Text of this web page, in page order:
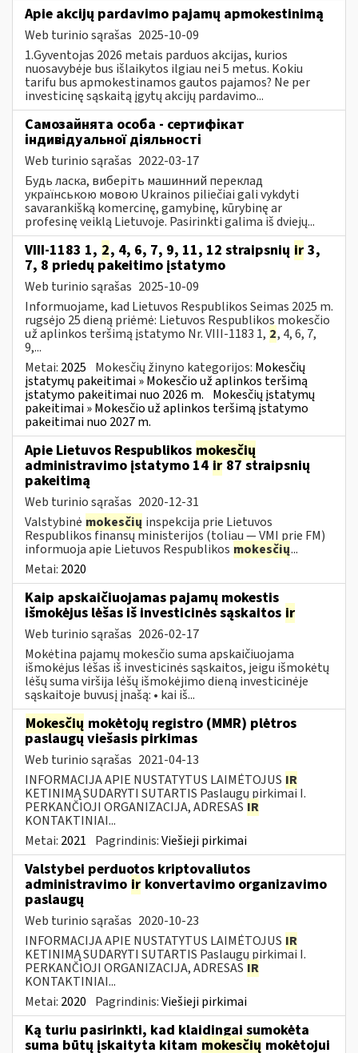
Apie akcijų pardavimo pajamų apmokestinimą
Web turinio sąrašas 2025-10-09
1.Gyventojas 2026 metais parduos akcijas, kurios
nuosavybėje bus išlaikytos ilgiau nei 5 metus. Kokiu
tarifu bus apmokestinamos gautos pajamos? Ne per
investicinę sąskaitą įgytų akcijų pardavimo...
Самозайнята особа - сертифікат
індивідуальної діяльності
Web turinio sąrašas 2022-03-17
Будь ласка, виберіть машинний переклад
українською мовою Ukrainos piliečiai gali vykdyti
savarankišką komercinę, gamybinę, kūrybinę ar
profesinę veiklą Lietuvoje. Pasirinkti galima iš dviejų...
VIII-1183 1, 2, 4, 6, 7, 9, 11, 12 straipsnių ir 3,
7, 8 priedų pakeitimo įstatymo
Web turinio sąrašas 2025-10-09
Informuojame, kad Lietuvos Respublikos Seimas 2025 m.
rugsėjo 25 dieną priėmė: Lietuvos Respublikos mokesčio
už aplinkos teršimą įstatymo Nr. VIII-1183 1, 2, 4, 6, 7,
9,...
Metai: 2025 Mokesčių žinyno kategorijos: Mokesčių
įstatymų pakeitimai » Mokesčio už aplinkos teršimą
įstatymo pakeitimai nuo 2026 m. Mokesčių įstatymų
pakeitimai » Mokesčio už aplinkos teršimą įstatymo
pakeitimai nuo 2027 m.
Apie Lietuvos Respublikos mokesčių
administravimo įstatymo 14ir87 straipsnių
pakeitimą
Web turinio sąrašas 2020-12-31
Valstybinė mokesčių inspekcija prie Lietuvos
Respublikos finansų ministerijos (toliau — VMI prie FM)
informuoja apie Lietuvos Respublikos mokesčių...
Metai: 2020
Kaip apskaičiuojamas pajamų mokestis
išmokėjus lėšas iš investicinės sąskaitos ir
Web turinio sąrašas 2026-02-17
Mokėtina pajamų mokesčio suma apskaičiuojama
išmokėjus lėšas iš investicinės sąskaitos, jeigu išmokėtų
lėšų suma viršija lėšų išmokėjimo dieną investicinėje
sąskaitoje buvusį įnašą: • kai iš...
Mokesčių mokėtojų registro (MMR) plėtros
paslaugų viešasis pirkimas
Web turinio sąrašas 2021-04-13
INFORMACIJA APIE NUSTATYTUS LAIMĖTOJUS IR
KETINIMĄ SUDARYTI SUTARTIS Paslaugų pirkimai I.
PERKANČIOJI ORGANIZACIJA, ADRESAS IR
KONTAKTINIAI...
Metai: 2021 Pagrindinis:Viešieji pirkimai
Valstybei perduotos kriptovaliutos
administravimo ir konvertavimo organizavimo
paslaugų
Web turinio sąrašas 2020-10-23
INFORMACIJA APIE NUSTATYTUS LAIMĖTOJUS IR
KETINIMĄ SUDARYTI SUTARTIS Paslaugų pirkimai I.
PERKANČIOJI ORGANIZACIJA, ADRESAS IR
KONTAKTINIAI...
Metai: 2020 Pagrindinis:Viešieji pirkimai
Ką turiu pasirinkti, kad klaidingai sumokėta
suma būtų įskaityta kitam mokesčių mokėtojui